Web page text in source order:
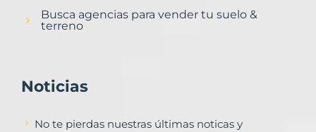
Busca agencias para vender tu suelo &
terreno
Noticias
No te pierdas nuestras últimas noticas y